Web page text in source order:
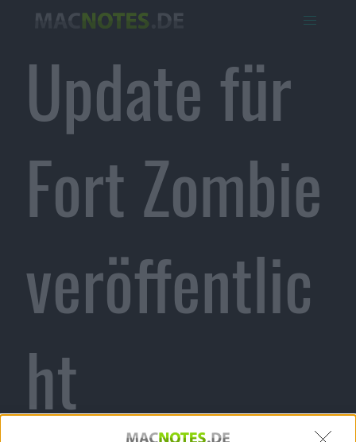
Update für
Fort Zombie
veröffentlic
ht
Alexander Trust, den 12. November 2009